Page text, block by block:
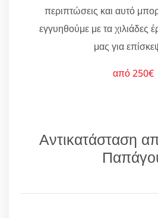
περιπτώσεις και αυτό
εγγυηθούμε με τα χιλιάδες
μας για
από 250€
Αντικατάσταση